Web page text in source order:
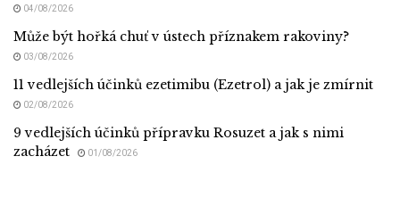
04/08/2026
Může být hořká chuť v ústech příznakem rakoviny?
03/08/2026
11 vedlejších účinků ezetimibu (Ezetrol) a jak je zmírnit
02/08/2026
9 vedlejších účinků přípravku Rosuzet a jak s nimi
zacházet
01/08/2026